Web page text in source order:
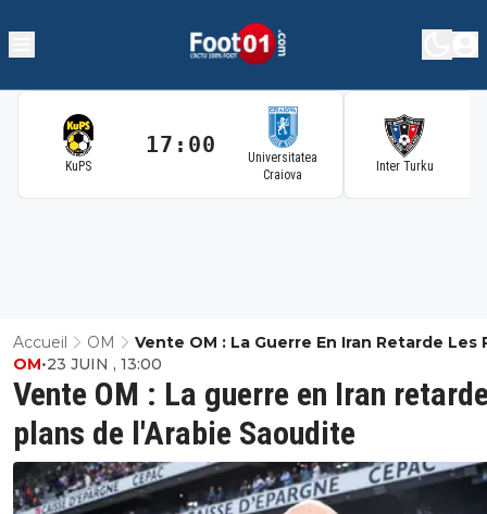
KuPS
17:00
Universitatea
Craiova
Inter Turku
Accueil OM
Vente OM : La Guerre En Iran Retarde Les
De L'Arabie Saoudite
Vente OM : La guerre en Iran
plans de l'Arabie Saoudite
OM•23 JUIN , 13:00